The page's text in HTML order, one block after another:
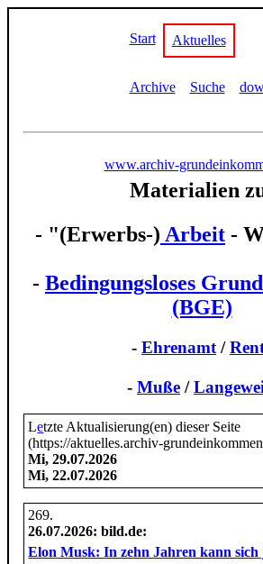
Start Aktuelles
Archive Suche
www.archiv-
Materialien
- "(Erwerbs-) Arbeit -
- Bedingungsloses
(BGE)
- Ehrenamt /
- Muße /
Letzte Aktualisierung(en) dieser Seite
(https://aktuelles.archiv-
Mi, 29.07.2026
Mi, 22.07.2026
26.07.2026: bild.de:
Elon Musk: In zehn Jahren kann sich